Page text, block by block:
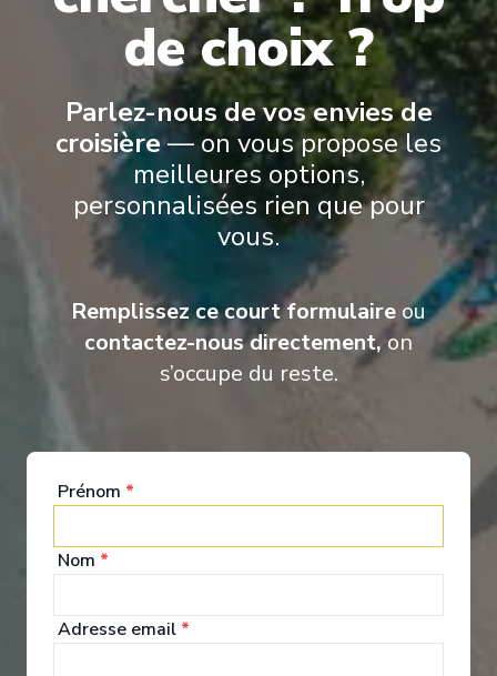
Suites Azamara Cruises’ suites offer an elevated way to travel,
combining refined design, personalized service, and thoughtful
From the World Owner’s Suite to the Ocean Suites, Spa
Suites, and Continent Suites, each accommodation is designed to
feel inviting and well-appointed.
World Owner's Suite
de choix ?
Parlez-nous de vos envies de
croisière — on vous propose les
meilleures options,
personnalisées rien que pour
vous.
Remplissez ce court formulaire ou
contactez-nous directement, on
s’occupe du reste.
Prénom *
Nom *
Adresse email *